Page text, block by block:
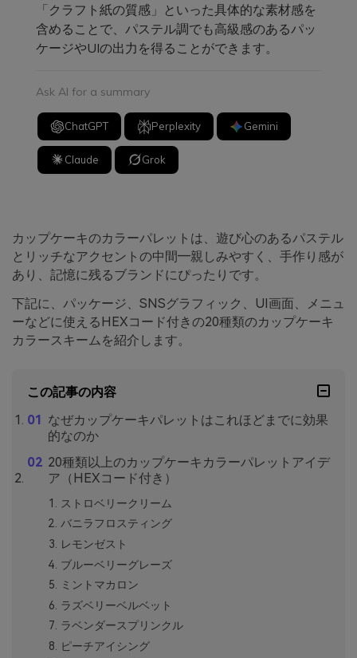
「クラフト紙の質感」といった具体的な素材感を
含めることで、パステル調でも高級感のあるパッ
ケージやUIの出力を得ることができます。
Ask AI for a summary
ChatGPT Perplexity Gemini
Claude Grok
カップケーキのカラーパレットは、遊び心のあるパステル
とリッチなアクセントの中間―親しみやすく、手作り感が
あり、記憶に残るブランドにぴったりです。
下記に、パッケージ、SNSグラフィック、UI画面、メニュ
ーなどに使えるHEXコード付きの20種類のカップケーキ
カラースキームを紹介します。
この記事の内容
なぜカップケーキパレットはこれほどまでに効果
的なのか
20種類以上のカップケーキカラーパレットアイデ
ア（HEXコード付き）
ストロベリークリーム
バニラフロスティング
レモンゼスト
ブルーベリーグレーズ
ミントマカロン
ラズベリーベルベット
ラベンダースプリンクル
ピーチアイシング